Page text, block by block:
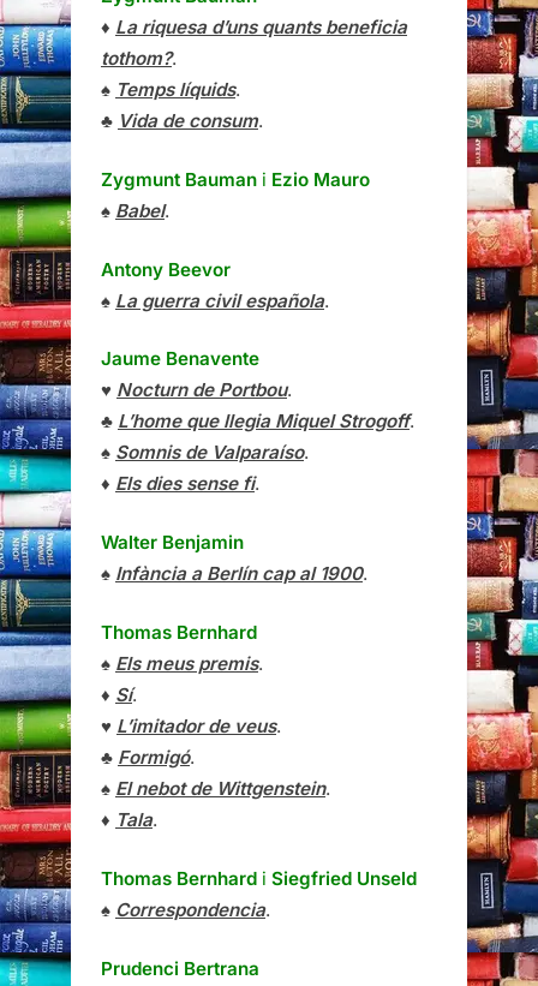
♦ La riquesa d’uns quants beneficia
tothom?.
♠ Temps líquids.
♣ Vida de consum.
Zygmunt Bauman i Ezio Mauro
♠ Babel.
Antony Beevor
♠ La guerra civil española.
Jaume Benavente
♥ Nocturn de Portbou.
♣ L’home que llegia Miquel Strogoff.
♠ Somnis de Valparaíso.
♦ Els dies sense fi.
Walter Benjamin
♠ Infància a Berlín cap al 1900.
Thomas Bernhard
♠ Els meus premis.
♦ Sí.
♥ L’imitador de veus.
♣ Formigó.
♠ El nebot de Wittgenstein.
♦ Tala.
Thomas Bernhard i Siegfried Unseld
♠ Correspondencia.
Prudenci Bertrana